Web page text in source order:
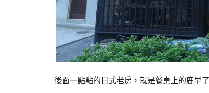
後面一點點的日式老房，就是餐桌上的鹿早了